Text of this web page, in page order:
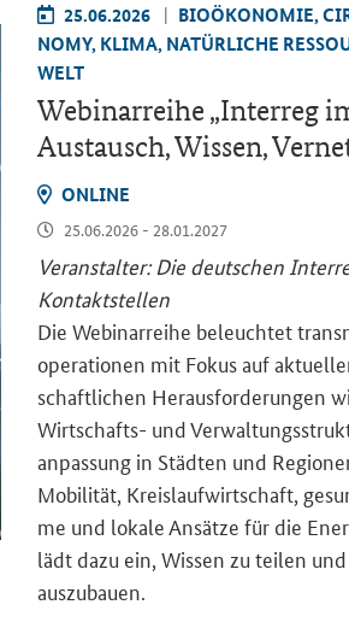
25.06.2026
BIO­ÖKO­NO­MIE,
NO­MY, KLIMA, NA­TÜR­LI­CHE
WELT
We­bi­nar­rei­he „Interreg
Aus­tausch, Wis­sen,
ON­LINE
25.06.2026 - 28.01.2027
Ver­an­stal­ter: Die deut­schen
Kontaktstellen
Die We­bi­nar­rei­he be­leuch­tet
ope­ra­tio­nen mit Fokus auf
schaft­li­chen Her­aus­for­de­run­gen
Wirtschafts-​ und
an­pas­sung in Städ­ten und
Mo­bi­li­tät, Kreis­lauf­wirt­schaft,
me und lo­ka­le An­sät­ze für die
lädt dazu ein, Wis­sen zu tei­len
aus­zu­bau­en.